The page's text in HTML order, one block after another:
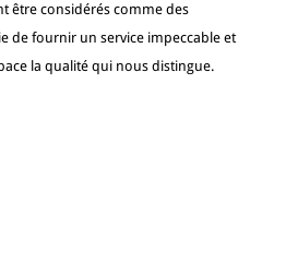
être considérés comme des
de fournir un service impeccable et
la qualité qui nous distingue.